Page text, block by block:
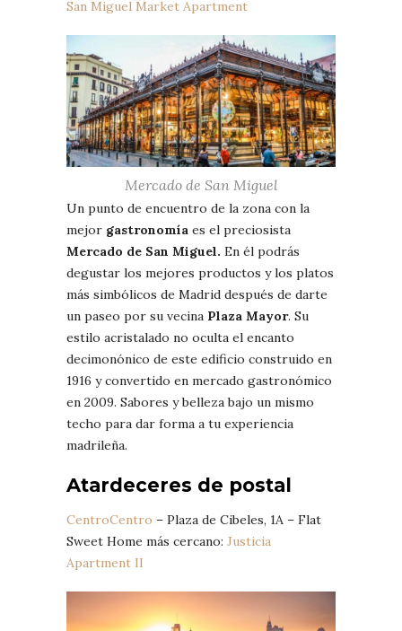
San Miguel Market Apartment
Mercado de San Miguel
Un punto de encuentro de la zona con la
mejor gastronomía es el preciosista
Mercado de San Miguel. En él podrás
degustar los mejores productos y los platos
más simbólicos de Madrid después de darte
un paseo por su vecina Plaza Mayor. Su
estilo acristalado no oculta el encanto
decimonónico de este edificio construido en
1916 y convertido en mercado gastronómico
en 2009. Sabores y belleza bajo un mismo
techo para dar forma a tu experiencia
madrileña.
Atardeceres de postal
CentroCentro – Plaza de Cibeles, 1A – Flat
Sweet Home más cercano: Justicia
Apartment II